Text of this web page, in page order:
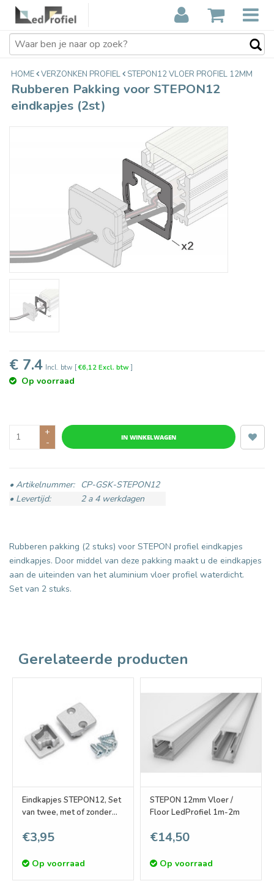
Rubberen Pakking voor STEPON12
eindkapjes (2st)
€7,40
HOME VERZONKEN PROFIEL STEPON12 VLOER PROFIEL 12MM
Rubberen Pakking voor STEPON12
eindkapjes (2st)
€ 7.4 Incl. btw [€6,12 Excl. btw]
Op voorraad
+
-
IN WINKELWAGEN
• Artikelnummer:
CP-GSK-STEPON12
• Levertijd:
2 a 4 werkdagen
Rubberen pakking (2 stuks) voor STEPON profiel eindkapjes
eindkapjes. Door middel van deze pakking maakt u de eindkapjes
aan de uiteinden van het aluminium vloer profiel waterdicht.
Set van 2 stuks.
Gerelateerde producten
Eindkapjes STEPON12, Set
van twee, met of zonder
€3,95
Op voorraad
STEPON 12mm Vloer /
Floor LedProfiel 1m-2m
€14,50
Op voorraad